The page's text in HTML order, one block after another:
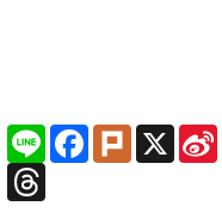
Line Facebook
PlurkX
Threads